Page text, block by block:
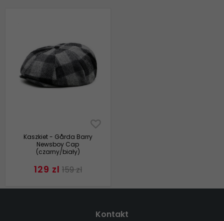
Kaszkiet - Gårda Barry
Newsboy Cap
(czarny/biały)
129 zl 159 zl
Kontakt